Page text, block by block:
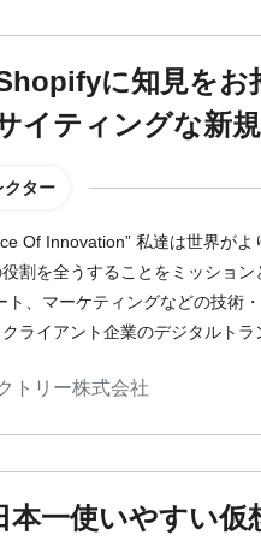
に知見を
イティングな新
クター
Of Innovation” 私達は世界が
割を全うすることをミッショ
ト、マーケティングなどの技術
ライアント企業のデジタルト
トリー株式会社
本一使いやすい